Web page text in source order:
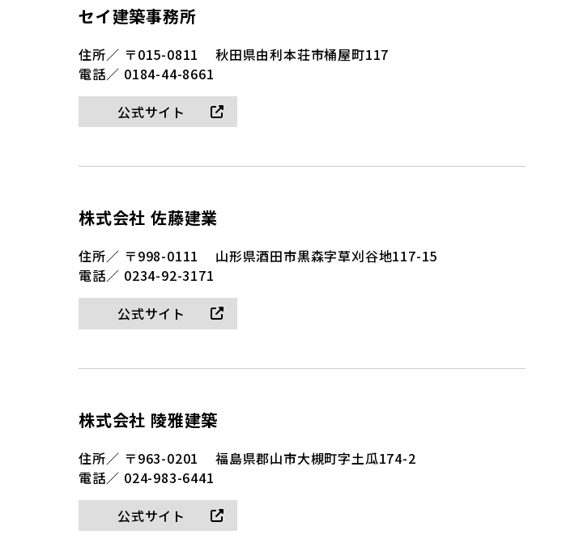
セイ建築事務所
住所／ 〒015-0811
秋田県由利本荘市桶屋町117
電話／ 0184-44-8661
公式サイト
株式会社 佐藤建業
住所／ 〒998-0111
山形県酒田市黒森字草刈谷地117-15
電話／ 0234-92-3171
公式サイト
株式会社 陵雅建築
住所／ 〒963-0201
福島県郡山市大槻町字土瓜174-2
電話／ 024-983-6441
公式サイト